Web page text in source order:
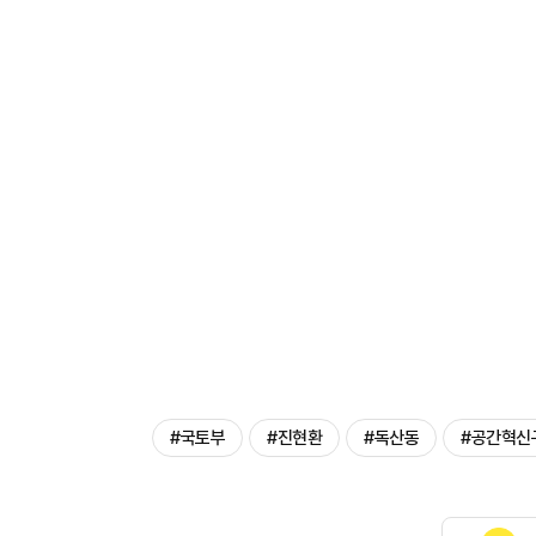
#국토부 #진현환 #독산동 #공간혁신